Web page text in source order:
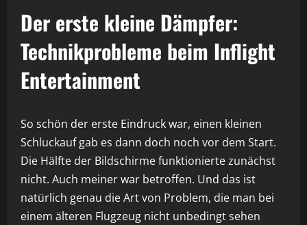
Der erste kleine Dämpfer:
Technikprobleme beim Inflight
Entertainment
So schön der erste Eindruck war, einen kleinen
Schluckauf gab es dann doch noch vor dem Start.
Die Hälfte der Bildschirme funktionierte zunächst
nicht. Auch meiner war betroffen. Und das ist
natürlich genau die Art von Problem, die man bei
einem älteren Flugzeug nicht unbedingt sehen